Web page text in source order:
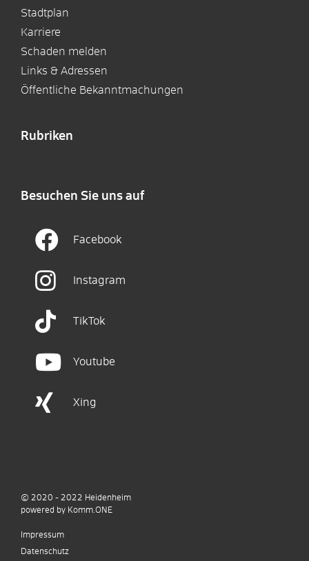
Stadtplan
Karriere
Schaden melden
Links & Adressen
Öffentliche Bekanntmachungen
Rubriken
Besuchen Sie uns auf
Facebook
Instagram
TikTok
Youtube
Xing
© 2020 - 2022 Heidenheim
powered by Komm.ONE
Impressum
Datenschutz